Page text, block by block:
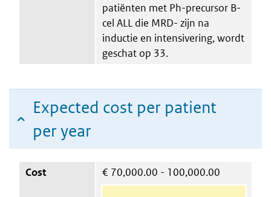
patiënten met Ph-precursor B-
cel ALL die MRD- zijn na
inductie en intensivering, wordt
geschat op 33.
Expected cost per patient
per year
Cost € 70,000.00 - 100,000.00